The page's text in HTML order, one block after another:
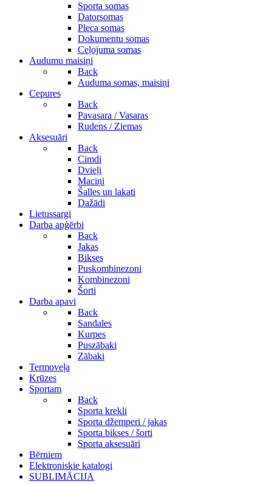
Sporta somas
Datorsomas
Pleca somas
Dokumentu somas
Ceļojuma somas
Audumu maisiņi
Back
Auduma somas, maisiņi
Cepures
Back
Pavasara / Vasaras
Rudens / Ziemas
Aksesuāri
Back
Cimdi
Dvieļi
Maciņi
Šalles un lakati
Dažādi
Lietussargi
Darba apģērbi
Back
Jakas
Bikses
Puskombinezoni
Kombinezoni
Šorti
Darba apavi
Back
Sandales
Kurpes
Puszābaki
Zābaki
Termoveļa
Krūzes
Sportam
Back
Sporta krekli
Sporta džemperi / jakas
Sporta bikses / šorti
Sporta aksesuāri
Bērniem
Elektroniskie katalogi
SUBLIMĀCIJA